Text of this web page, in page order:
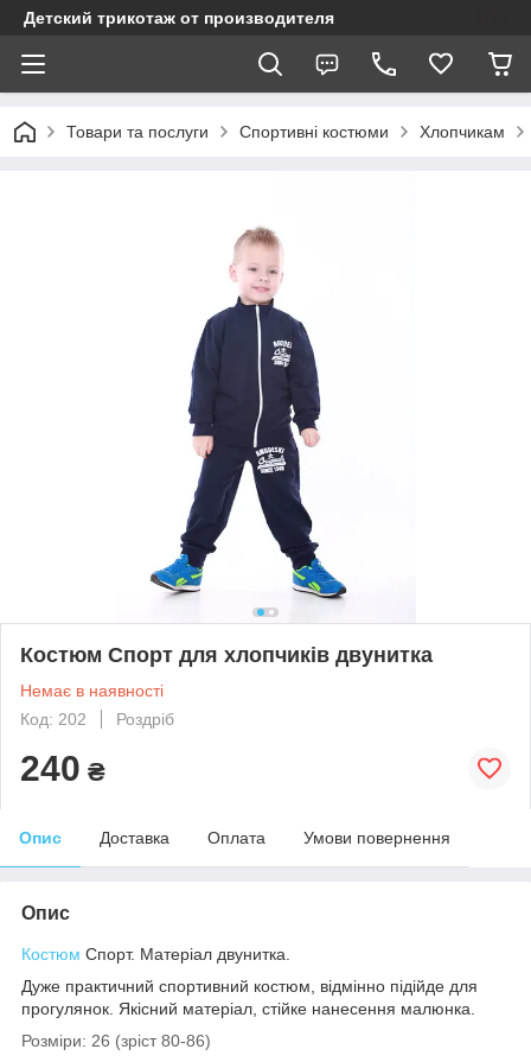
Детский трикотаж от производителя
Товари та послуги Спортивні костюми Хлопчикам
Костюм Спорт для хлопчиків двунитка
Немає в наявності
Код: 202
Роздріб
240 ₴
Опис Доставка Оплата Умови повернення
Опис
Костюм Спорт. Матеріал двунитка.
Дуже практичний спортивний костюм, відмінно підійде для
прогулянок. Якісний матеріал, стійке нанесення малюнка.
Розміри: 26 (зріст 80-86)